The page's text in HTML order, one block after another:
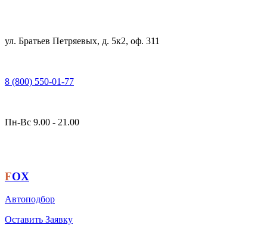
ул. Братьев Петряевых, д. 5к2, оф. 311
8 (800) 550-01-77
Пн-Вс 9.00 - 21.00
FOX
Автоподбор
Оставить Заявку